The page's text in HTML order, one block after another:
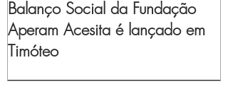
Balanço Social da Fundação
Aperam Acesita é lançado em
Timóteo